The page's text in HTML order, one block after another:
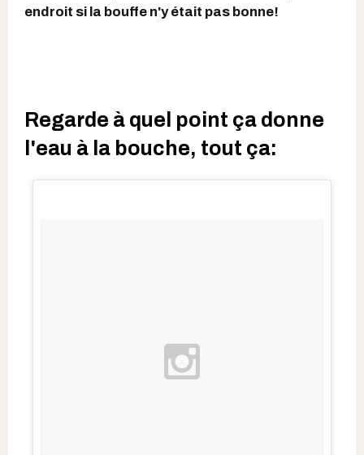
endroit si la bouffe n'y était pas bonne!
Regarde à quel point ça donne
l'eau à la bouche, tout ça: